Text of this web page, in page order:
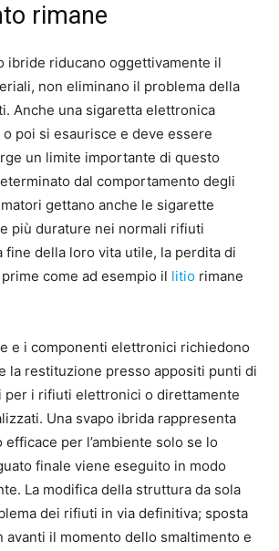
rimane
ibride riducano oggettivamente il
non eliminano il problema della
Anche una sigaretta elettronica
poi si esaurisce e deve essere
un limite importante di questo
dal comportamento degli
gettano anche le sigarette
più durature nei normali rifiuti
fine della loro vita utile, la perdita di
come ad esempio il litio rimane
e i componenti elettronici richiedono
la restituzione presso appositi punti di
per i rifiuti elettronici o direttamente
Una svapo ibrida rappresenta
per l’ambiente solo se lo
finale viene eseguito in modo
La modifica della struttura da sola
dei rifiuti in via definitiva; sposta
avanti il momento dello smaltimento e